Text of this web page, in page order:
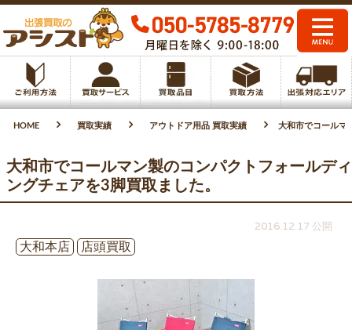
HOME 買取実績 アウトドア用品 買取実績 大和市でコールマ
大和市でコールマン製のコンパクトフォールディ
ングチェアを3脚買取ました。
2016.12.17 公開
大和本店
店頭買取